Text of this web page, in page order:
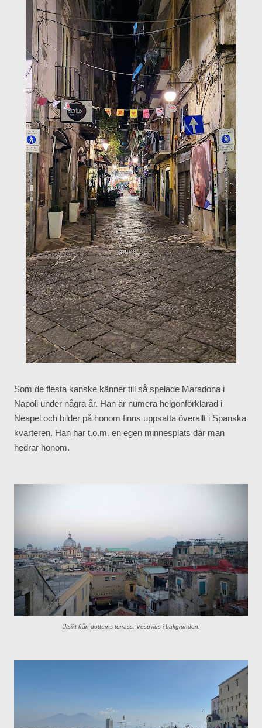
Som de flesta kanske känner till så spelade Maradona i
Napoli under några år. Han är numera helgonförklarad i
Neapel och bilder på honom finns uppsatta överallt i Spanska
kvarteren. Han har t.o.m. en egen minnesplats där man
hedrar honom.
Utsikt från dotterns terrass. Vesuvius i bakgrunden.